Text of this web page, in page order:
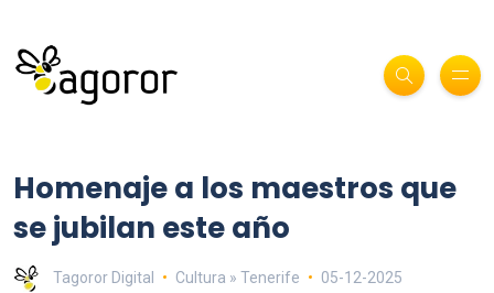
Homenaje a los maestros que
se jubilan este año
Tagoror Digital Cultura » Tenerife 05-12-2025